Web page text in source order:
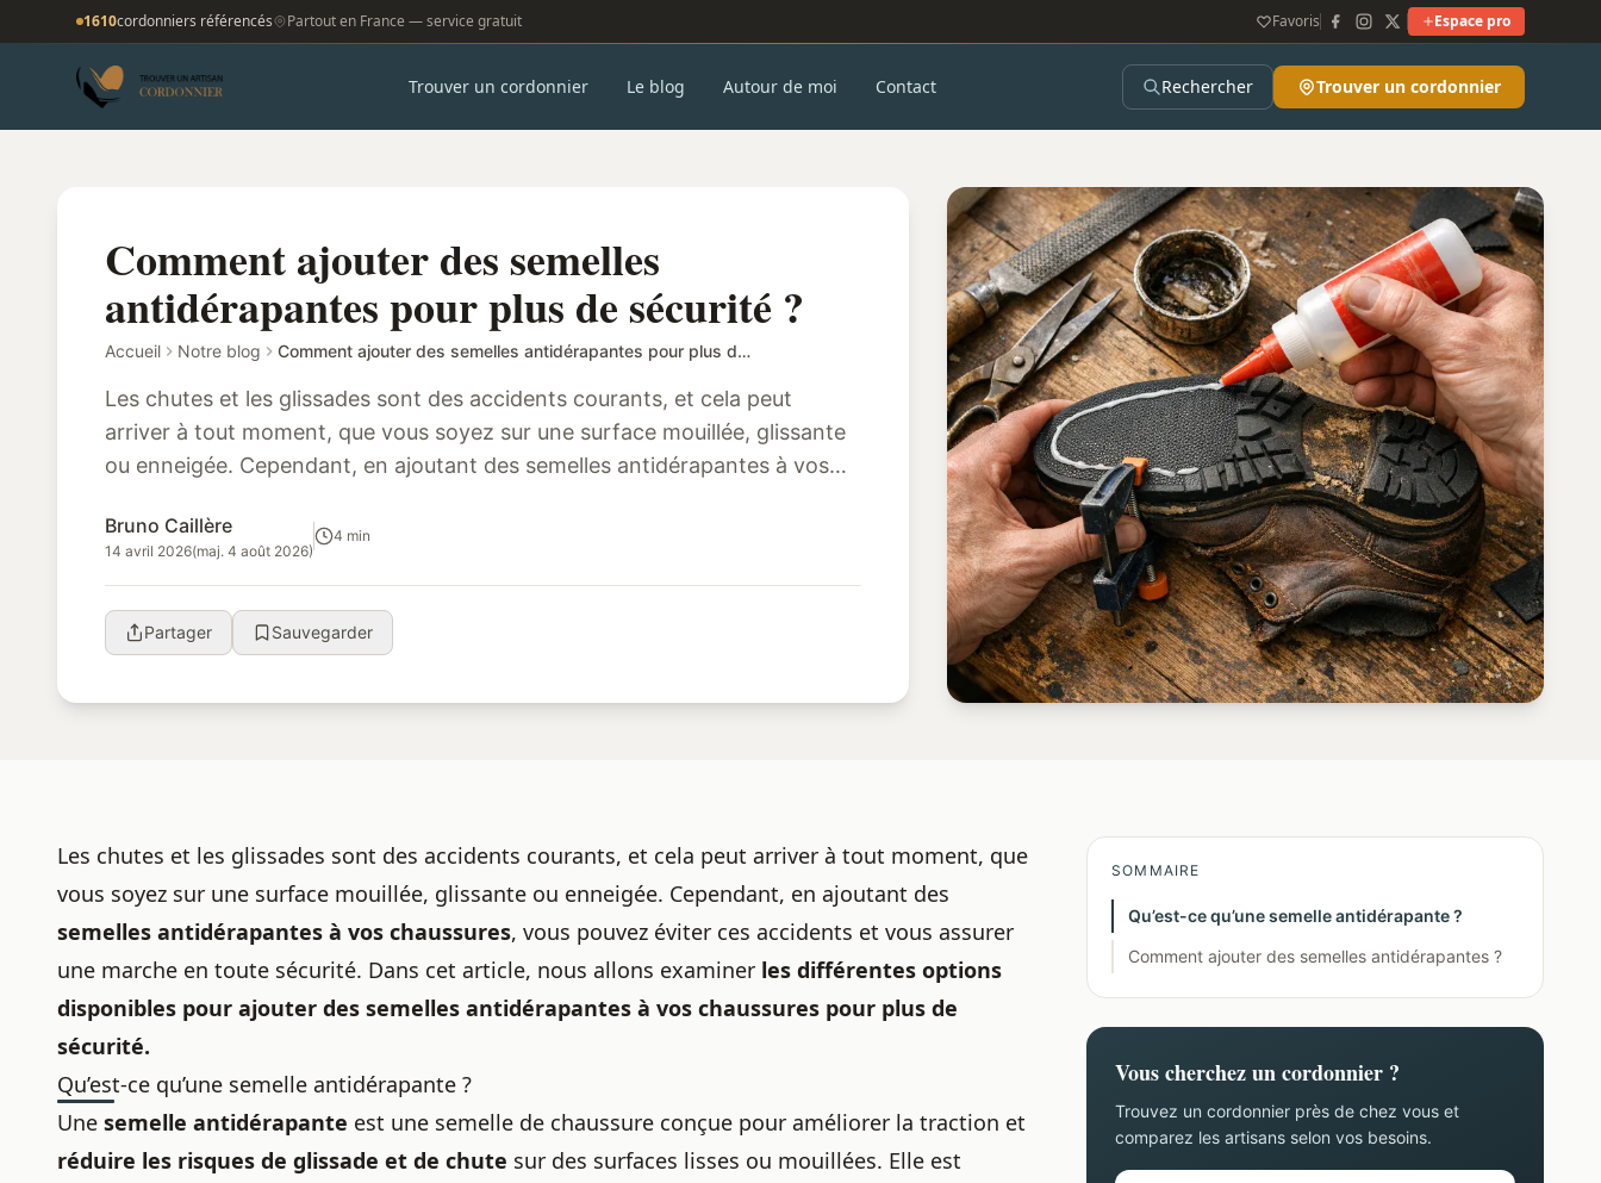
1610cordonniers référencés Partout en France — service gratuit Favoris Espace pro
Trouver un cordonnier Le blog Autour de moi Contact Rechercher Trouver un cordonnier
Comment ajouter des semelles
antidérapantes pour plus de sécurité ?
Accueil Notre blog Comment ajouter des semelles antidérapantes pour plus de sécurité ?
Les chutes et les glissades sont des accidents courants, et cela peut
arriver à tout moment, que vous soyez sur une surface mouillée, glissante
ou enneigée. Cependant, en ajoutant des semelles antidérapantes à vos
Bruno Caillère
14 avril 2026(maj. 4 août 2026)
4 min
Partager Sauvegarder
Les chutes et les glissades sont des accidents courants, et cela peut arriver à tout moment, que
vous soyez sur une surface mouillée, glissante ou enneigée. Cependant, en ajoutant des
semelles antidérapantes à vos chaussures, vous pouvez éviter ces accidents et vous assurer
une marche en toute sécurité. Dans cet article, nous allons examiner les différentes options
disponibles pour ajouter des semelles antidérapantes à vos chaussures pour plus de
sécurité.
Qu’est-ce qu’une semelle antidérapante ?
Une semelle antidérapante est une semelle de chaussure conçue pour améliorer la traction et
réduire les risques de glissade et de chute sur des surfaces lisses ou mouillées. Elle est
SOMMAIRE
Qu’est-ce qu’une semelle antidérapante ?
Comment ajouter des semelles antidérapantes ?
Vous cherchez un cordonnier ?
Trouvez un cordonnier près de chez vous et
comparez les artisans selon vos besoins.